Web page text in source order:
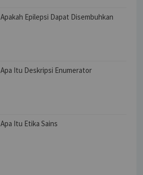
Apakah Epilepsi Dapat Disembuhkan
Apa Itu Deskripsi Enumerator
Apa Itu Etika Sains